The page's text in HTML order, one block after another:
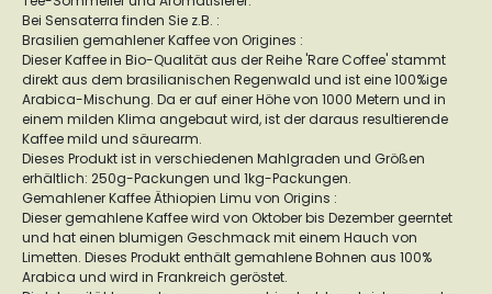
Bei Sensaterra finden Sie z.B. :
Brasilien gemahlener Kaffee von Origines :
Dieser Kaffee in Bio-Qualität aus der Reihe 'Rare Coffee' stammt
direkt aus dem brasilianischen Regenwald und ist eine 100%ige
Arabica-Mischung. Da er auf einer Höhe von 1000 Metern und in
einem milden Klima angebaut wird, ist der daraus resultierende
Kaffee mild und säurearm.
Dieses Produkt ist in verschiedenen Mahlgraden und Größen
erhältlich: 250g-Packungen und 1kg-Packungen.
Gemahlener Kaffee Äthiopien Limu von Origins :
Dieser gemahlene Kaffee wird von Oktober bis Dezember geerntet
und hat einen blumigen Geschmack mit einem Hauch von
Limetten. Dieses Produkt enthält gemahlene Bohnen aus 100%
Arabica und wird in Frankreich geröstet.